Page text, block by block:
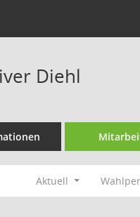
Diehl
Aktuell